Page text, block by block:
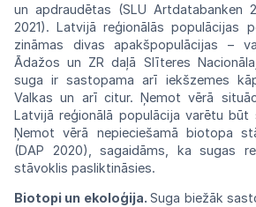
un apdraudētas (SLU Artdatabanken
2021). Latvijāreģionālāspopulācijas
zināmas divas apakšpopulācijas –
Ādažos un ZR daļā Slīteres
suga ir sastopama arī iekšzemes
Valkasun arī citur. Ņemot vērā
Latvijā reģionālā populācija varētu būt
Ņemot vērā nepieciešamābiotopa
(DAP 2020), sagaidāms, ka sugas
stāvoklis pasliktināsies.
Biotopi un ekoloģija. Suga biežāk